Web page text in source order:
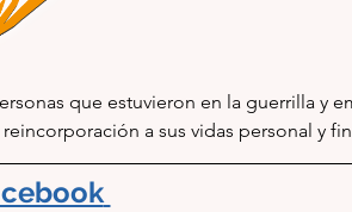
que estuvieron en la guerrilla y
a sus vidas personal y